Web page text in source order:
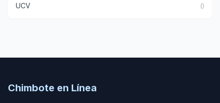
UCV ()
Chimbote en Línea